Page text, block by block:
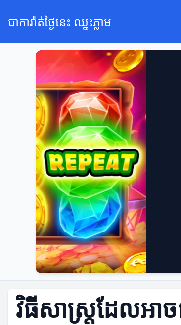
បាការ៉ាត់ថ្ងៃនេះ ឈ្នះភ្លាម
វិធីសាស្ត្រដែលអាច